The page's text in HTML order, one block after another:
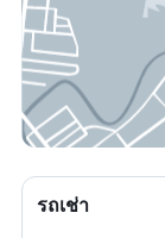
รถเช่า